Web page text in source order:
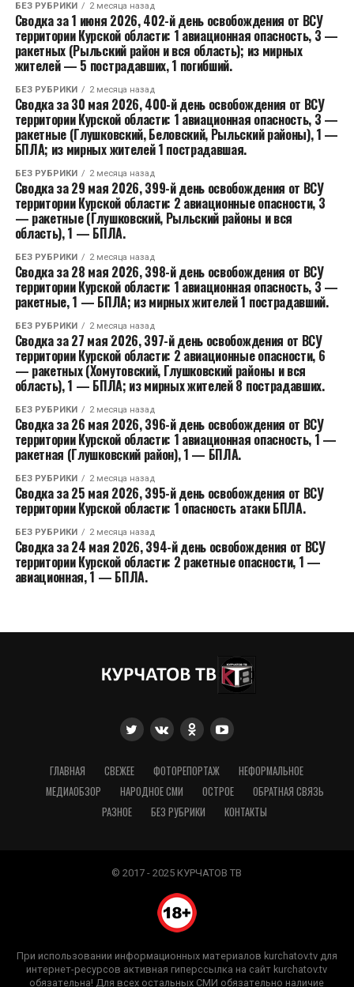
БЕЗ РУБРИКИ 2 месяца назад
Сводка за 1 июня 2026, 402-й день освобождения от ВСУ
территории Курской области: 1 авиационная опасность, 3 —
ракетных (Рыльский район и вся область); из мирных
жителей — 5 пострадавших, 1 погибший.
БЕЗ РУБРИКИ 2 месяца назад
Сводка за 30 мая 2026, 400-й день освобождения от ВСУ
территории Курской области: 1 авиационная опасность, 3 —
ракетные (Глушковский, Беловский, Рыльский районы), 1 —
БПЛА; из мирных жителей 1 пострадавшая.
БЕЗ РУБРИКИ 2 месяца назад
Сводка за 29 мая 2026, 399-й день освобождения от ВСУ
территории Курской области: 2 авиационные опасности, 3
— ракетные (Глушковский, Рыльский районы и вся
область), 1 — БПЛА.
БЕЗ РУБРИКИ 2 месяца назад
Сводка за 28 мая 2026, 398-й день освобождения от ВСУ
территории Курской области: 1 авиационная опасность, 3 —
ракетные, 1 — БПЛА; из мирных жителей 1 пострадавший.
БЕЗ РУБРИКИ 2 месяца назад
Сводка за 27 мая 2026, 397-й день освобождения от ВСУ
территории Курской области: 2 авиационные опасности, 6
— ракетных (Хомутовский, Глушковский районы и вся
область), 1 — БПЛА; из мирных жителей 8 пострадавших.
БЕЗ РУБРИКИ 2 месяца назад
Сводка за 26 мая 2026, 396-й день освобождения от ВСУ
территории Курской области: 1 авиационная опасность, 1 —
ракетная (Глушковский район), 1 — БПЛА.
БЕЗ РУБРИКИ 2 месяца назад
Сводка за 25 мая 2026, 395-й день освобождения от ВСУ
территории Курской области: 1 опасность атаки БПЛА.
БЕЗ РУБРИКИ 2 месяца назад
Сводка за 24 мая 2026, 394-й день освобождения от ВСУ
территории Курской области: 2 ракетные опасности, 1 —
авиационная, 1 — БПЛА.
ГЛАВНАЯ СВЕЖЕЕ ФОТОРЕПОРТАЖ
НЕФОРМАЛЬНОЕ
МЕДИАОБЗОР
НАРОДНОЕ СМИ ОСТРОЕ
ОБРАТНАЯ СВЯЗЬ
РАЗНОЕ
БЕЗ РУБРИКИ КОНТАКТЫ
© 2017 - 2025 КУРЧАТОВ ТВ
При использовании информационных материалов kurchatov.tv для
интернет-ресурсов активная гиперссылка на сайт kurchatov.tv
обязательна! Для всех остальных СМИ обязательно наличие